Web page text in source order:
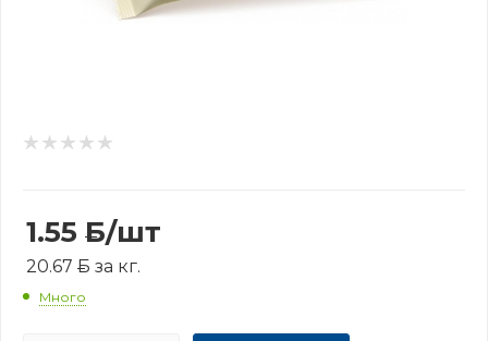
1.55 Б/шт
20.67 Б за кг.
Много